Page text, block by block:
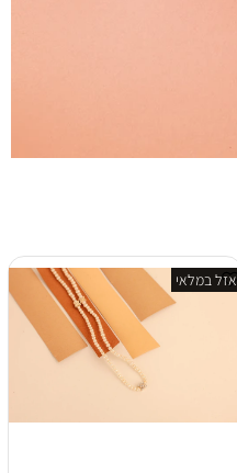
אזל במלאי